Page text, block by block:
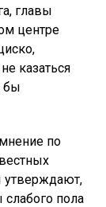
главы
центре
казаться
бы
по
утверждают,
пола